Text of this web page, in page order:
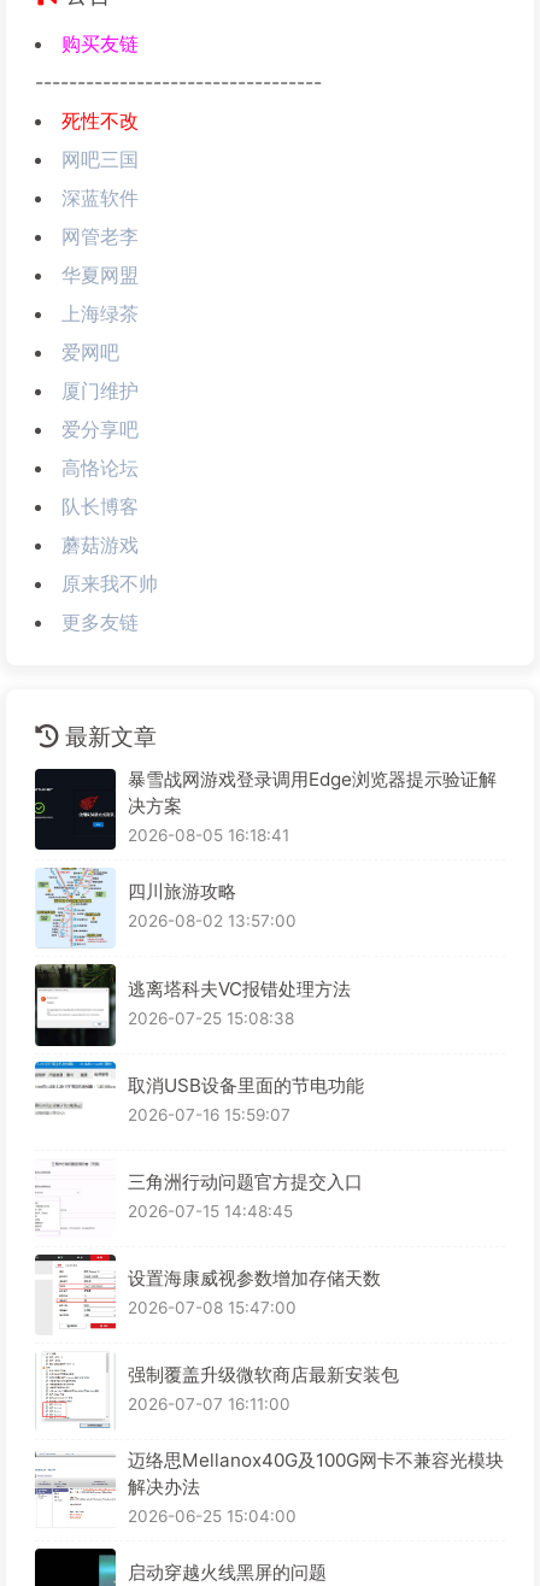
购买友链
----------------------------------
死性不改
网吧三国
深蓝软件
网管老李
华夏网盟
上海绿茶
爱网吧
厦门维护
爱分享吧
高恪论坛
队长博客
蘑菇游戏
原来我不帅
更多友链
最新文章
暴雪战网游戏登录调用Edge浏览器提示验证解
决方案
2026-08-05 16:18:41
四川旅游攻略
2026-08-02 13:57:00
逃离塔科夫VC报错处理方法
2026-07-25 15:08:38
取消USB设备里面的节电功能
2026-07-16 15:59:07
三角洲行动问题官方提交入口
2026-07-15 14:48:45
设置海康威视参数增加存储天数
2026-07-08 15:47:00
强制覆盖升级微软商店最新安装包
2026-07-07 16:11:00
迈络思Mellanox40G及100G网卡不兼容光模块
解决办法
2026-06-25 15:04:00
启动穿越火线黑屏的问题